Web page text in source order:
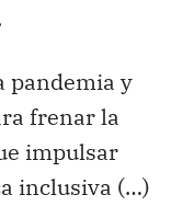
pandemia y
frenar la
impulsar
inclusiva (…)